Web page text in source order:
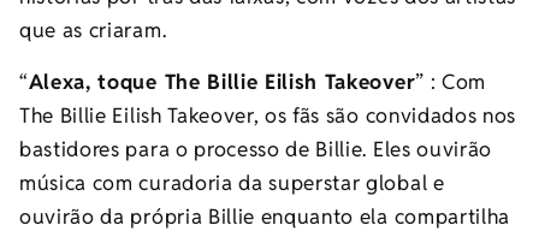
que as criaram.
“Alexa, toque The Billie Eilish Takeover” : Com
The Billie Eilish Takeover, os fãs são convidados nos
bastidores para o processo de Billie. Eles ouvirão
música com curadoria da superstar global e
ouvirão da própria Billie enquanto ela compartilha